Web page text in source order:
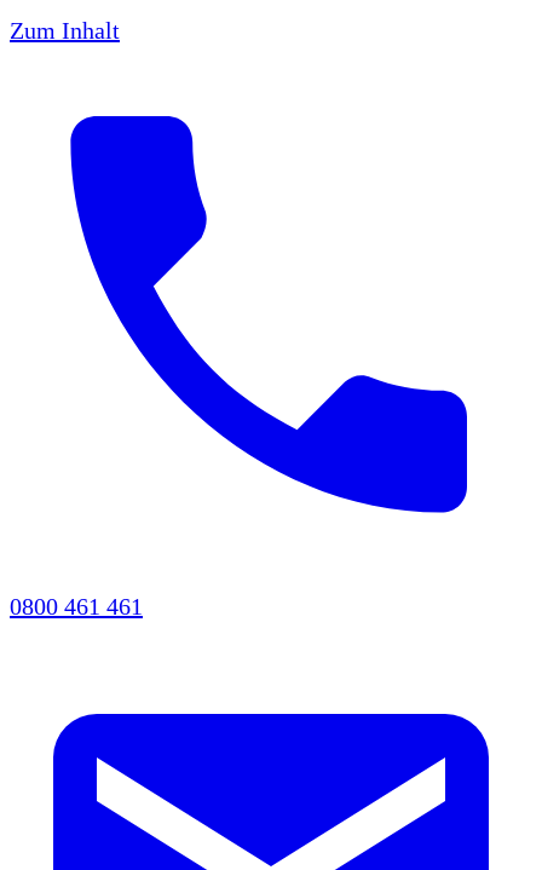
Zum Inhalt
0800 461 461